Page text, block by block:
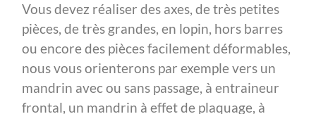
Vous devez réaliser des axes, de très petites
pièces, de très grandes, en lopin, hors barres
ou encore des pièces facilement déformables,
nous vous orienterons par exemple vers un
mandrin avec ou sans passage, à entraineur
frontal, un mandrin à effet de plaquage, à